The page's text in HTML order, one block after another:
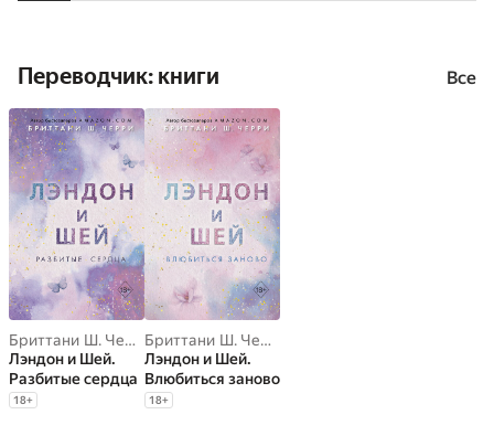
Переводчик: книги Все
Бриттани Ш. Черри
Лэндон и Шей.
Разбитые сердца
18+
Бриттани Ш. Черри
Лэндон и Шей.
Влюбиться заново
18+